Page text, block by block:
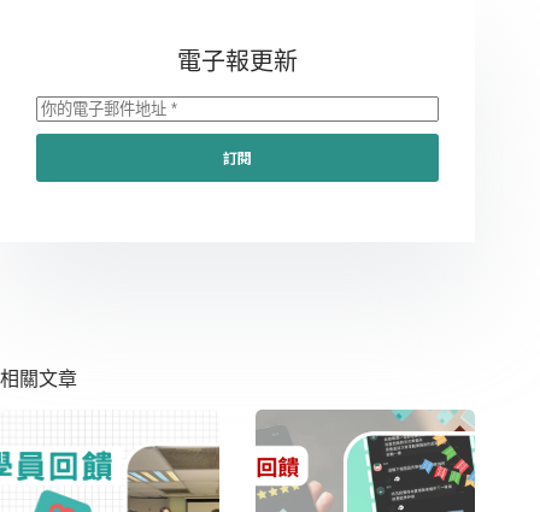
電子報更新
訂閱
相關文章